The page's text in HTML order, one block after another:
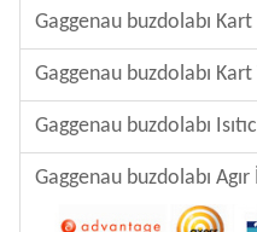
Gaggenau buzdolabı
Gaggenau buzdolabı
Gaggenau buzdolabı
Gaggenau buzdolabı